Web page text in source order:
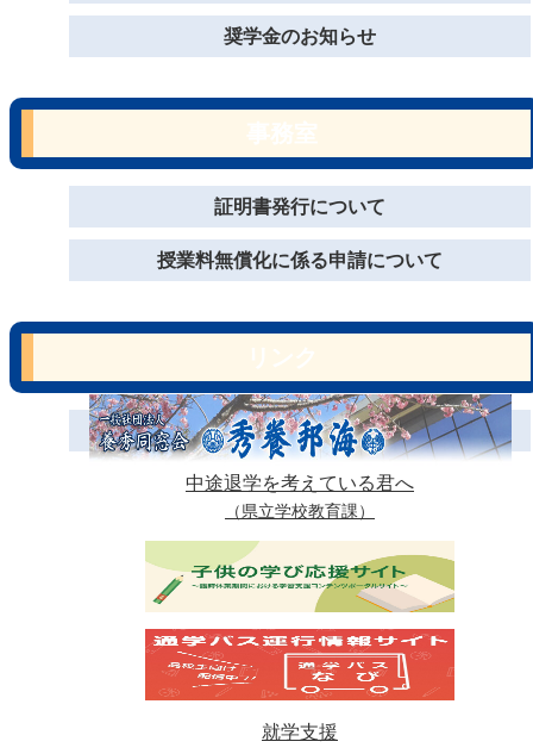
奨学金のお知らせ
証明書発行について
授業料無償化に係る申請について
中途退学を考えている君へ
（県立学校教育課）
就学支援